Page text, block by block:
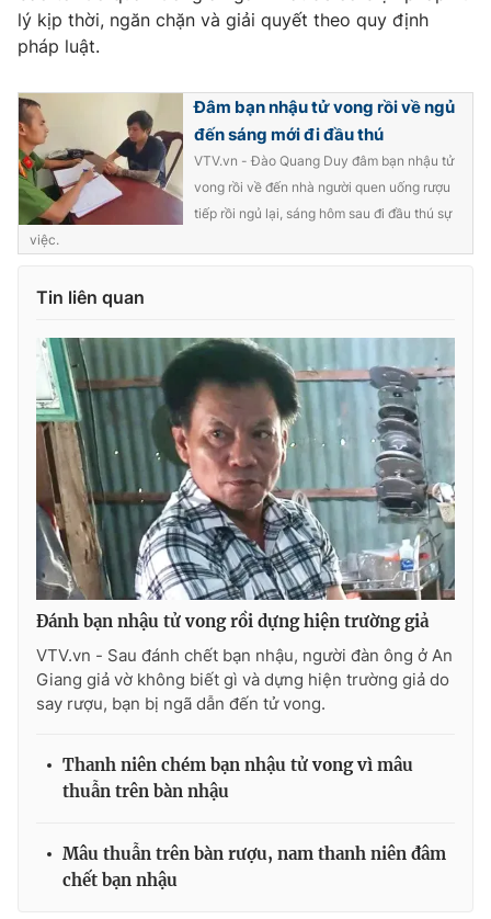
Ðiện thoại Thời báo VTV:
024.66 897 897
Email: toasoan@vtv.vn
® Cấm sao chép dưới mọi hình thức nếu không có sự chấp
thuận bằng văn bản. Ghi rõ nguồn VTV.vn khi phát hành lại
thông tin từ website này.
lý kịp thời, ngăn chặn và giải quyết theo quy định
pháp luật.
Đâm bạn nhậu tử vong rồi về ngủ
đến sáng mới đi đầu thú
VTV.vn - Đào Quang Duy đâm bạn nhậu tử
vong rồi về đến nhà người quen uống rượu
tiếp rồi ngủ lại, sáng hôm sau đi đầu thú sự
việc.
Tin liên quan
Đánh bạn nhậu tử vong rồi dựng hiện trường giả
VTV.vn - Sau đánh chết bạn nhậu, người đàn ông ở An
Giang giả vờ không biết gì và dựng hiện trường giả do
say rượu, bạn bị ngã dẫn đến tử vong.
Thanh niên chém bạn nhậu tử vong vì mâu
thuẫn trên bàn nhậu
Mâu thuẫn trên bàn rượu, nam thanh niên đâm
chết bạn nhậu